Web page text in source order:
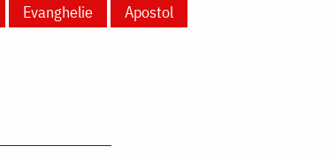
Evanghelie Apostol